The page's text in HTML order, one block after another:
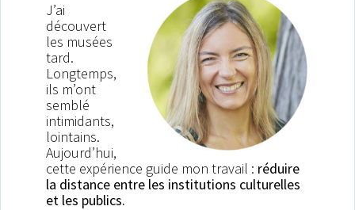
J’ai
découvert
les musées
tard.
Longtemps,
ils m’ont
semblé
intimidants,
lointains.
Aujourd’hui,
cette expérience guide mon travail : réduire
la distance entre les institutions culturelles
et les publics.